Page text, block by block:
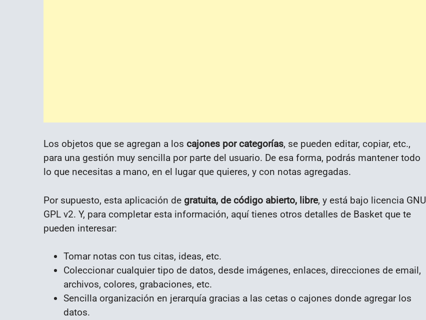
Los objetos que se agregan a los cajones por categorías, se pueden editar, copiar, etc.,
para una gestión muy sencilla por parte del usuario. De esa forma, podrás mantener todo
lo que necesitas a mano, en el lugar que quieres, y con notas agregadas.
Por supuesto, esta aplicación de gratuita, de código abierto, libre, y está bajo licencia GNU
GPL v2. Y, para completar esta información, aquí tienes otros detalles de Basket que te
pueden interesar:
Tomar notas con tus citas, ideas, etc.
Coleccionar cualquier tipo de datos, desde imágenes, enlaces, direcciones de email,
archivos, colores, grabaciones, etc.
Sencilla organización en jerarquía gracias a las cetas o cajones donde agregar los
datos.